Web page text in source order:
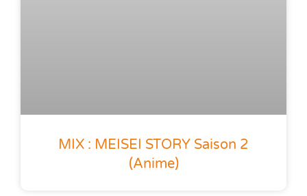
MIX : MEISEI STORY Saison 2
(anime)